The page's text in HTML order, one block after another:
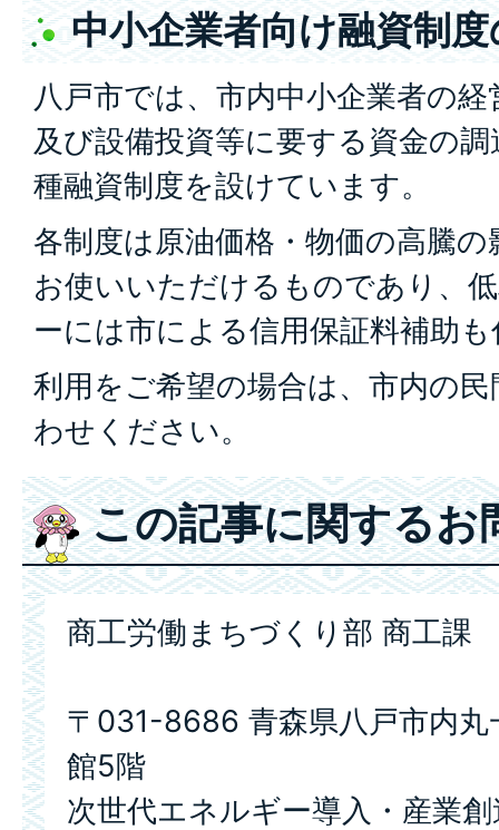
中小企業者向け融資制
八戸市では、市内中小企業者の
及び設備投資等に要する資金の
種融資制度を設けています。
各制度は原油価格・物価の高騰
お使いいただけるものであり、
ーには市による信用保証料補助
利用をご希望の場合は、市内の
わせください。
この記事に関するお
商工労働まちづくり部 商工課
〒031-8686 青森県八戸市内丸
館5階
次世代エネルギー導入・産業